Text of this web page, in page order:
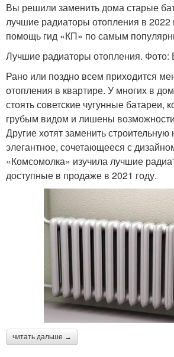
Вы решили заменить дома старые
лучшие радиаторы отопления в
помощь гид «КП» по самым
Лучшие радиаторы отопления. Фото:
Рано или поздно всем приходится
отопления в квартире. У многих в
стоять советские чугунные батареи,
грубым видом и лишены
Другие хотят заменить строительную
элегантное, сочетающееся с
«Комсомолка» изучила лучшие
доступные в продаже в 2021 году.
читать дальше →